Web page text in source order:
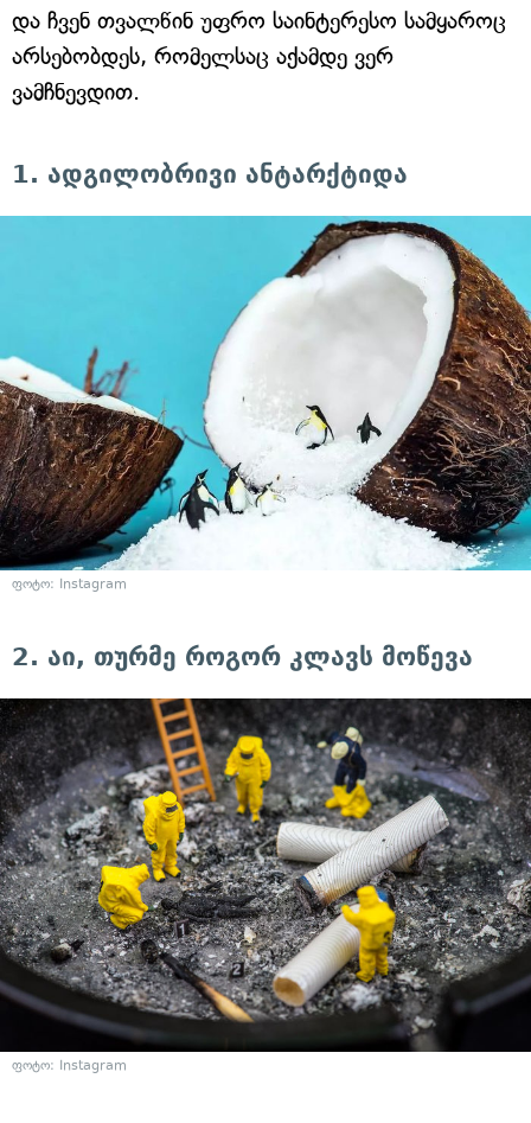
და ჩვენ თვალწინ უფრო საინტერესო სამყაროც
არსებობდეს, რომელსაც აქამდე ვერ
ვამჩნევდით.
1. ადგილობრივი ანტარქტიდა
ფოტო: Instagram
2. აი, თურმე როგორ კლავს მოწევა
ფოტო: Instagram